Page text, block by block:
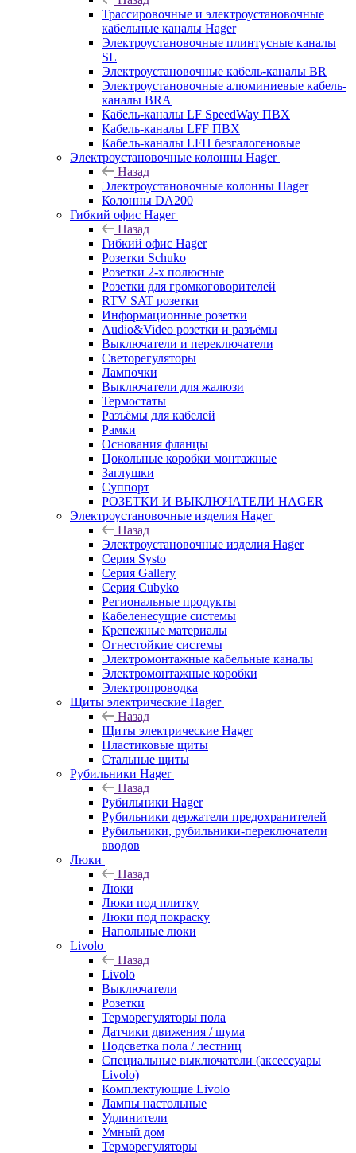
Трассировочные и электроустановочные
кабельные каналы Hager
Электроустановочные плинтусные каналы
SL
Электроустановочные кабель-каналы BR
Электроустановочные алюминиевые кабель-
каналы BRA
Кабель-каналы LF SpeedWay ПВХ
Кабель-каналы LFF ПВХ
Кабель-каналы LFH безгалогеновые
Электроустановочные колонны Hager
Назад
Электроустановочные колонны Hager
Колонны DA200
Гибкий офис Hager
Назад
Гибкий офис Hager
Розетки Schuko
Розетки 2-х полюсные
Розетки для громкоговорителей
RTV SAT розетки
Информационные розетки
Audio&Video розетки и разъёмы
Выключатели и переключатели
Светорегуляторы
Лампочки
Выключатели для жалюзи
Термостаты
Разъёмы для кабелей
Рамки
Основания фланцы
Цокольные коробки монтажные
Заглушки
Суппорт
РОЗЕТКИ И ВЫКЛЮЧАТЕЛИ HAGER
Электроустановочные изделия Hager
Назад
Электроустановочные изделия Hager
Серия Systo
Серия Gallery
Серия Cubyko
Региональные продукты
Кабеленесущие системы
Крепежные материалы
Огнестойкие системы
Электромонтажные кабельные каналы
Электромонтажные коробки
Электропроводка
Щиты электрические Hager
Назад
Щиты электрические Hager
Пластиковые щиты
Стальные щиты
Рубильники Hager
Назад
Рубильники Hager
Рубильники держатели предохранителей
Рубильники, рубильники-переключатели
вводов
Люки
Назад
Люки
Люки под плитку
Люки под покраску
Напольные люки
Livolo
Назад
Livolo
Выключатели
Розетки
Терморегуляторы пола
Датчики движения / шума
Подсветка пола / лестниц
Специальные выключатели (аксессуары
Livolo)
Комплектующие Livolo
Лампы настольные
Удлинители
Умный дом
Терморегуляторы